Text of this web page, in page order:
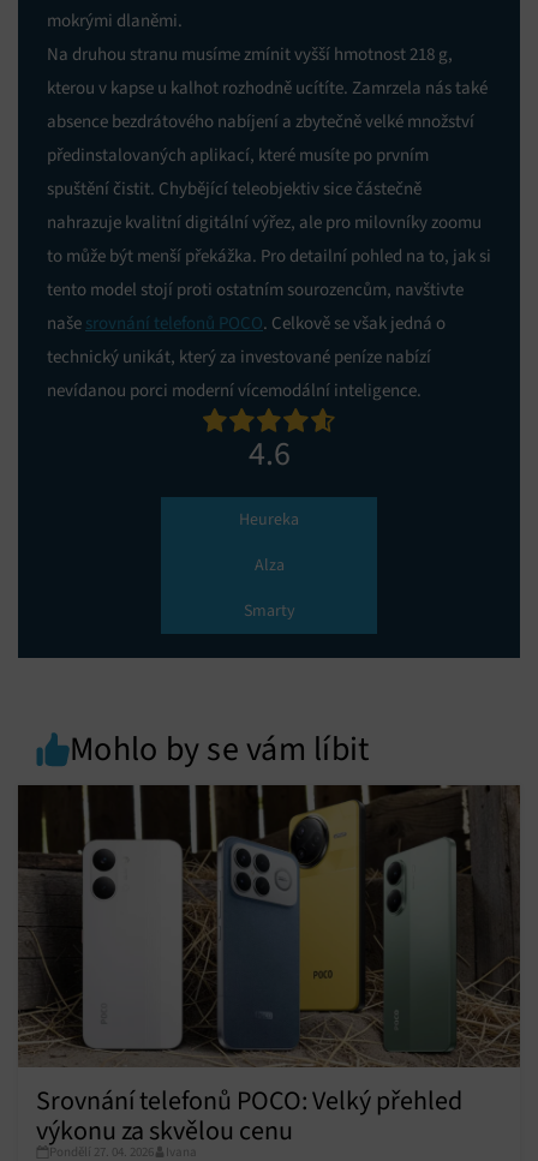
mokrými dlaněmi.
Na druhou stranu musíme zmínit vyšší hmotnost 218 g,
kterou v kapse u kalhot rozhodně ucítíte. Zamrzela nás také
absence bezdrátového nabíjení a zbytečně velké množství
předinstalovaných aplikací, které musíte po prvním
spuštění čistit. Chybějící teleobjektiv sice částečně
nahrazuje kvalitní digitální výřez, ale pro milovníky zoomu
to může být menší překážka. Pro detailní pohled na to, jak si
tento model stojí proti ostatním sourozencům, navštivte
naše srovnání telefonů POCO. Celkově se však jedná o
technický unikát, který za investované peníze nabízí
nevídanou porci moderní vícemodální inteligence.
4.6
Heureka
Alza
Smarty
Mohlo by se vám líbit
Srovnání telefonů POCO: Velký přehled
výkonu za skvělou cenu
Pondělí 27. 04. 2026 Ivana